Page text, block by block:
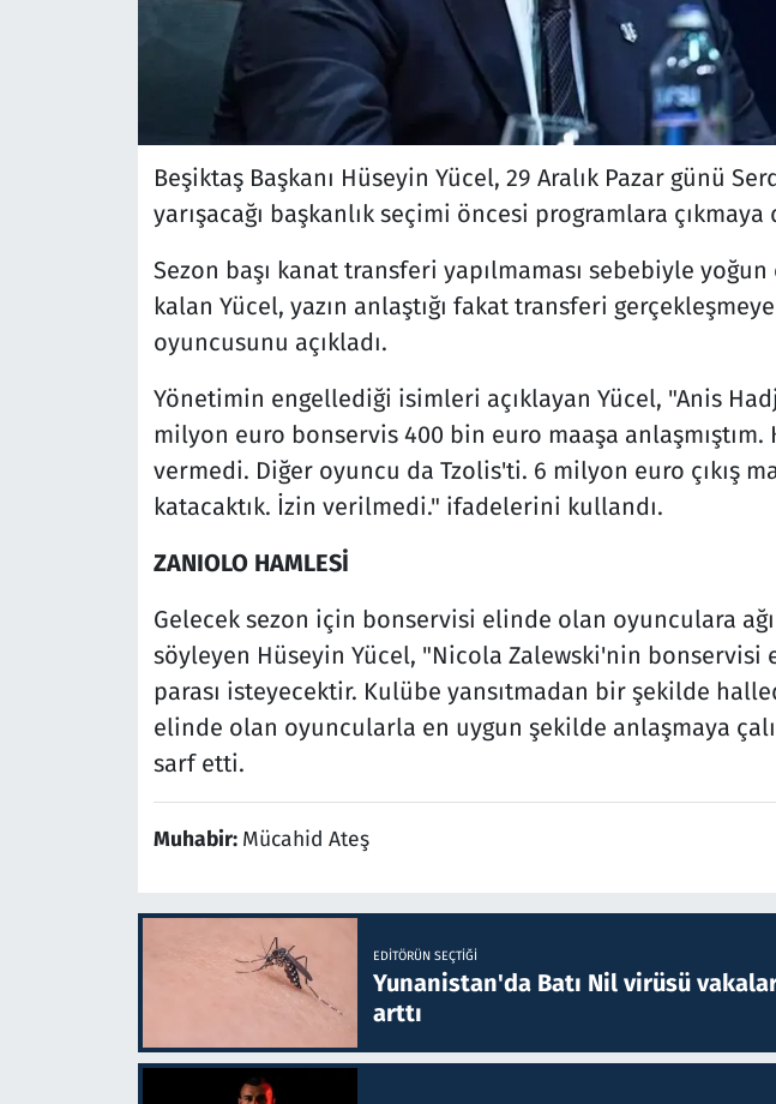
Beşiktaş Başkanı Hüseyin Yücel, 29 Aralık Pazar günü
yarışacağı başkanlık seçimi öncesi programlara
Sezon başı kanat transferi yapılmaması sebebiyle
kalan Yücel, yazın anlaştığı fakat transferi
oyuncusunu açıkladı.
Yönetimin engellediği isimleri açıklayan Yücel, "Anis
milyon euro bonservis 400 bin euro maaşa anlaşmıştım.
vermedi. Diğer oyuncu da Tzolis'ti. 6 milyon euro çıkış
katacaktık. İzin verilmedi." ifadelerini kullandı.
ZANIOLO HAMLESİ
Gelecek sezon için bonservisi elinde olan oyunculara
söyleyen Hüseyin Yücel, "Nicola Zalewski'nin bonservisi
parası isteyecektir. Kulübe yansıtmadan bir şekilde
elinde olan oyuncularla en uygun şekilde anlaşmaya
sarf etti.
Muhabir: Mücahid Ateş
EDITÖRÜN SEÇTIĞI
Yunanistan'da Batı Nil virüsü
arttı